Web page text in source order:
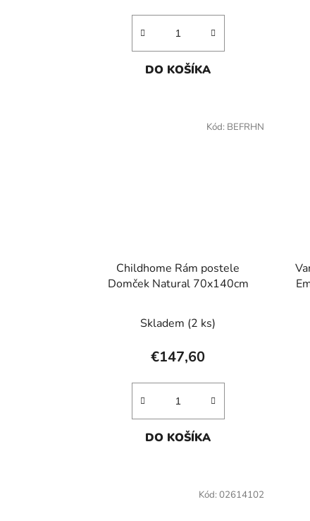
DO KOŠÍKA
Childhome Rám postele
Domček Natural 70x140cm
Skladem (2 ks)
€147,60
DO KOŠÍKA
Kód: BEFRHN
Kód: 02614102